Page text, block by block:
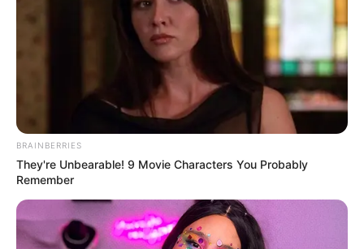
BRAINBERRIES
They're Unbearable! 9 Movie Characters You Probably
Remember